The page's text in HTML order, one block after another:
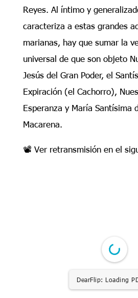
Reyes. Al íntimo y
caracteriza a estas grandes
marianas, hay que sumar la
universal de que son objeto
Jesús del Gran Poder, el
Expiración (el Cachorro),
Esperanza y María Santísima
Macarena.
📽️ Ver retransmisión en el
DearFlip: Loading
13% ...